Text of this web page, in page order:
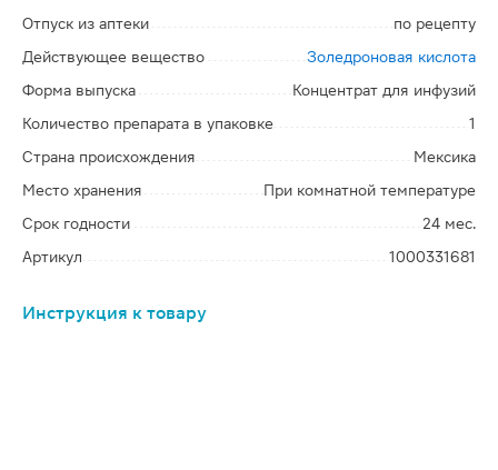
Отпуск из аптеки
по рецепту
Действующее вещество
Золедроновая кислота
Форма выпуска
Концентрат для инфузий
Количество препарата в упаковке
1
Страна происхождения
Мексика
Место хранения
При комнатной температуре
Срок годности
24 мес.
Артикул
1000331681
Инструкция к товару